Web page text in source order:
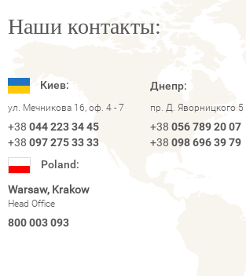
Наши контакты:
Киев:
ул. Мечникова 16, оф. 4 - 7
+38 044 223 34 45
+38 097 275 33 33
Днепр:
пр. Д. Яворницкого 5
+38 056 789 20 07
+38 098 696 39 79
Poland:
Warsaw, Krakow
Head Office
800 003 093